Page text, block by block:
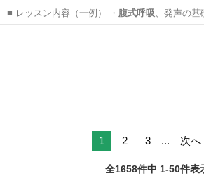
■ レッスン内容（一例） ・ 腹式呼吸 、発声の
…
1 2 3 ... 次へ
全1658件中 1-50件表